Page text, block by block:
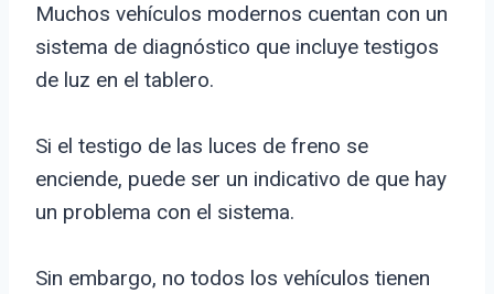
Muchos vehículos modernos cuentan con un
sistema de diagnóstico que incluye testigos
de luz en el tablero.
Si el testigo de las luces de freno se
enciende, puede ser un indicativo de que hay
un problema con el sistema.
Sin embargo, no todos los vehículos tienen